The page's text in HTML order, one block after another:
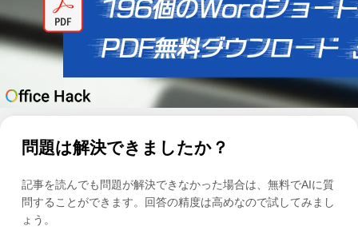
問題は解決できましたか？
記事を読んでも問題が解決できなかった場合は、無料でAIに質
問することができます。回答の精度は高めなので試してみまし
ょう。